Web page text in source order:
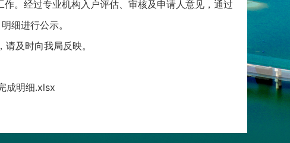
。经过专业机构入户评估、审核及申请人意见，通过
细进行公示。
及时向我局反映。
成明细.xlsx